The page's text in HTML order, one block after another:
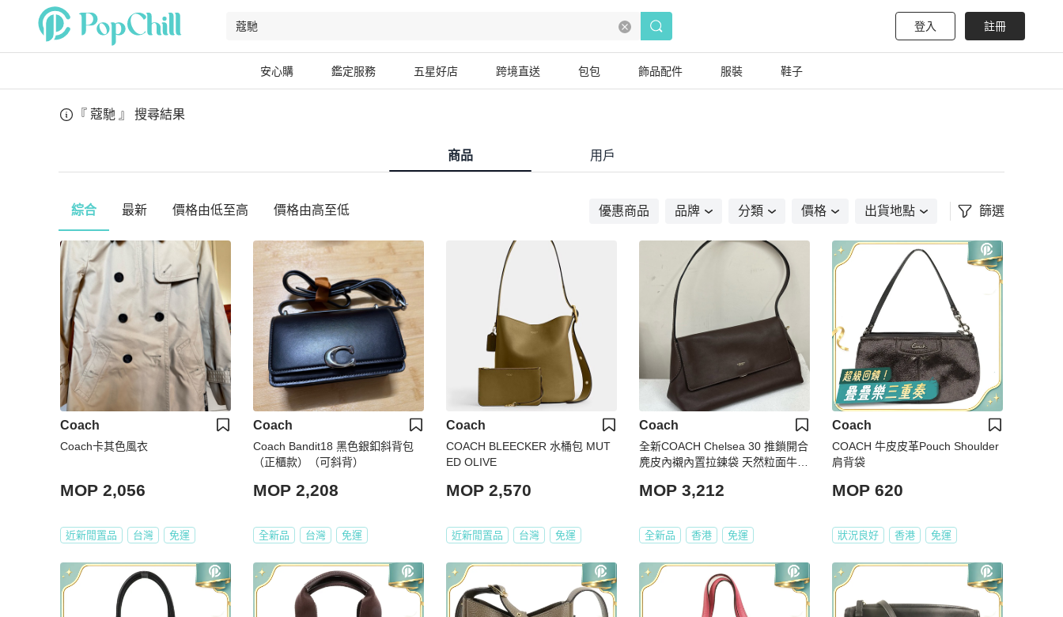
登入 註冊
安心購 鑑定服務 五星好店 跨境直送 包包 飾品配件 服裝 鞋子
『 蔻馳 』 搜尋結果
商品 用戶
綜合 最新 價格由低至高 價格由高至低 優惠商品 品牌 分類 價格 出貨地點 篩選
Coach
Coach卡其色風衣
MOP 2,056
近新閒置品 台灣 免運
Coach
Coach Bandit18 黑色銀釦斜背包
（正櫃款）（可斜背）
MOP 2,208
全新品 台灣 免運
Coach
COACH BLEECKER 水桶包 MUT
ED OLIVE
MOP 2,570
近新閒置品 台灣 免運
Coach
全新COACH Chelsea 30 推鎖開合
麂皮內襯內置拉鍊袋 天然粒面牛皮
MOP 3,212
全新品 香港 免運
Coach
COACH 牛皮皮革Pouch Shoulder
肩背袋
MOP 620
狀況良好 香港 免運